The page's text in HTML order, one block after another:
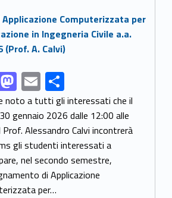
M
as
to
d
o
n
E
m
ai
l
C
o
n
di
vi
di
noto a tutti gli interessati che il
gennaio 2026 dalle 12:00 alle
Prof. Alessandro Calvi incontrerà
gli studenti interessati a
nel secondo semestre,
di Applicazione
per…